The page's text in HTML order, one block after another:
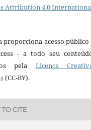
Attribution 4.0
proporciona acesso público
- a todo seu
pela Licença
(CC-BY).
CITE